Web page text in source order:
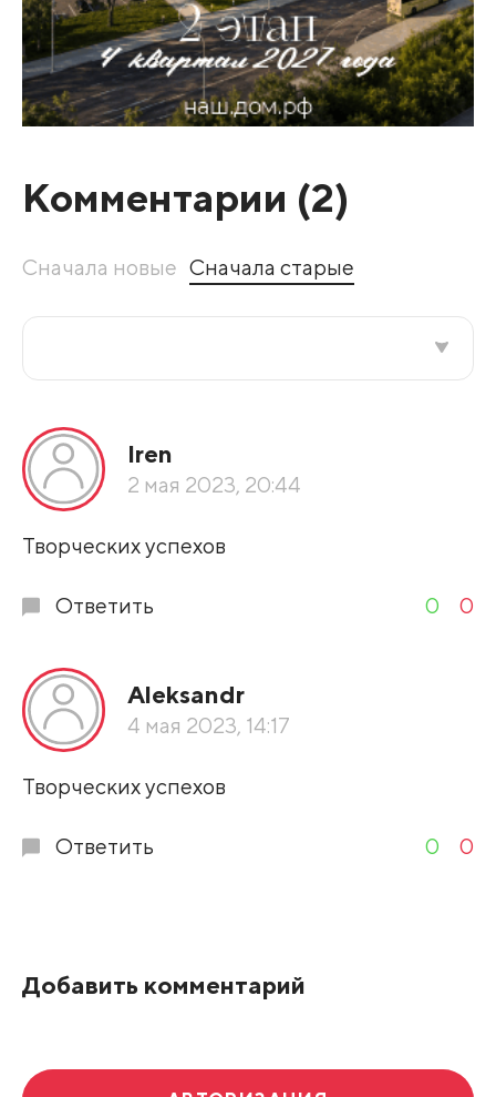
Комментарии (2)
Сначала новые Сначала старые
По рейтингу
Iren
2 мая 2023, 20:44
Творческих успехов
Ответить 0 0
Aleksandr
4 мая 2023, 14:17
Творческих успехов
Ответить 0 0
Добавить комментарий